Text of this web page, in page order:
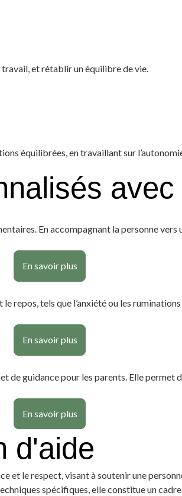
et rétablir un équilibre de vie.
équilibrées, en travaillant sur
En accompagnant la personne
En savoir plus
repos, tels que l’anxiété ou les
En savoir plus
de guidance pour les parents. Elle
En savoir plus
d'aide
et le respect, visant à soutenir une
spécifiques, elle constitue un